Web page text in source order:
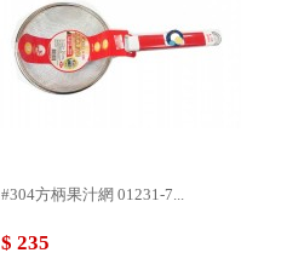
#304方柄果汁網 01231-7...
$ 235